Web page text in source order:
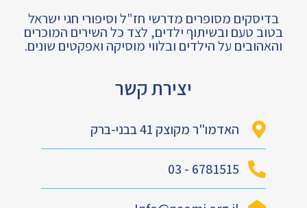
בדיסקים מסופרים מדרשי חז"ל וסיפורי חגי ישראל
בטוב טעם ובשיתוף ילדים, לצד כל השירים המוכרים
והאהובים על הילדים ובלווי מוסיקה ואפקטים שונים.
יצירת קשר
האדמו"ר מקוצק 41 בבני-ברק
6781515 - 03